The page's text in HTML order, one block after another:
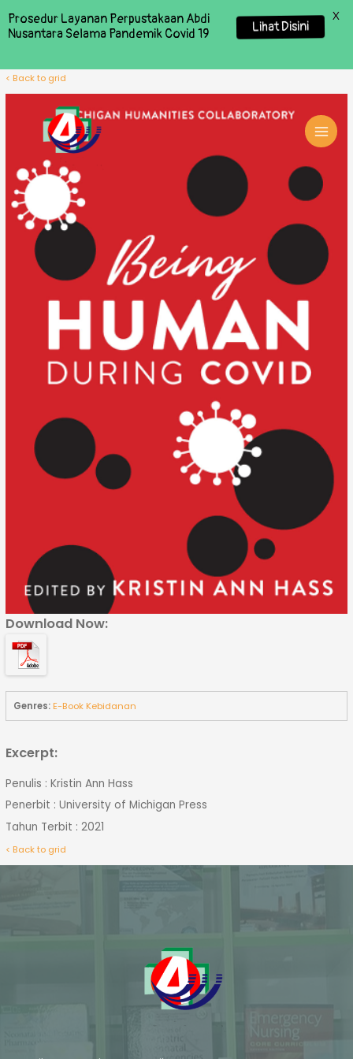
< Back to grid
Download Now:
Genres:E-Book Kebidanan
Excerpt:
Penulis : Kristin Ann Hass
Penerbit : University of Michigan Press
Tahun Terbit : 2021
< Back to grid
Prosedur Layanan Perpustakaan Abdi
Nusantara Selama Pandemik Covid 19
Lihat Disini
X